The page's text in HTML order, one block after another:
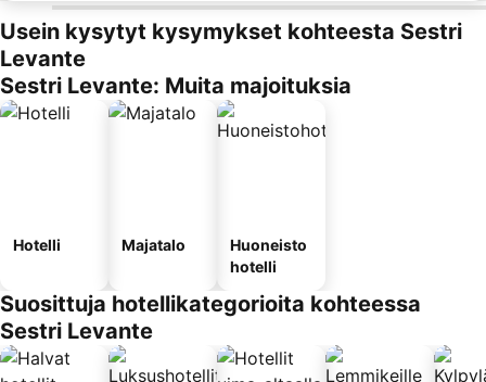
Usein kysytyt kysymykset kohteesta Sestri
Levante
Sestri Levante: Muita majoituksia
Hotelli Majatalo
Huoneisto
hotelli
Suosittuja hotellikategorioita kohteessa
Sestri Levante